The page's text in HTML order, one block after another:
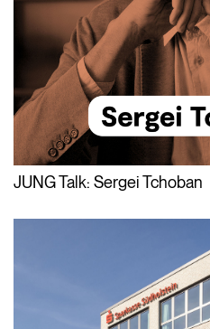
JUNG Talk: Sergei Tchoban